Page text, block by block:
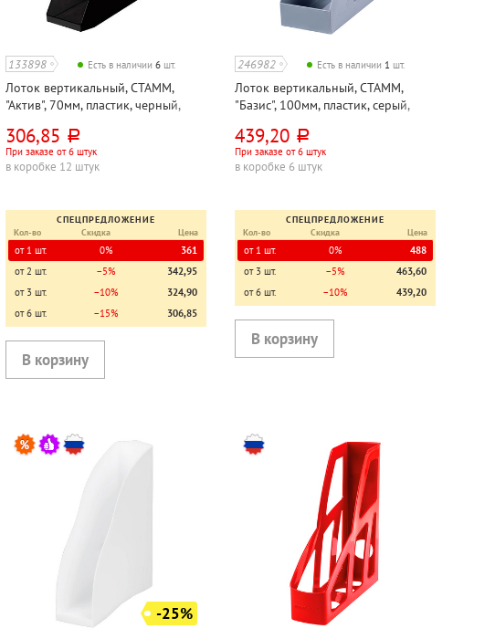
133898 Есть в наличии6 шт.
Лоток вертикальный, СТАММ,
"Актив", 70мм, пластик, черный,
306,85 руб.
При заказе от 6 штук
в коробке 12 штук
СПЕЦПРЕДЛОЖЕНИЕ
Кол-во
Скидка Цена
от 1 шт. 0%
361
от 2 шт.
−5%
342,95
от 3 шт.
−10%
324,90
от 6 шт.
−15% 306,85
246982 Есть в наличии 1 шт.
Лоток вертикальный, СТАММ,
"Базис", 100мм, пластик, серый,
439,20 руб.
При заказе от 6 штук
в коробке 6 штук
СПЕЦПРЕДЛОЖЕНИЕ
Кол-во
Скидка Цена
от 1 шт. 0%
488
от 3 шт.
−5%
463,60
от 6 шт.
−10% 439,20
-25%